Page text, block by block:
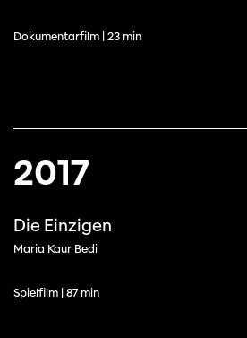
Dokumentarfilm | 23 min
2017
Die Einzigen
Maria Kaur Bedi
Spielfilm | 87 min